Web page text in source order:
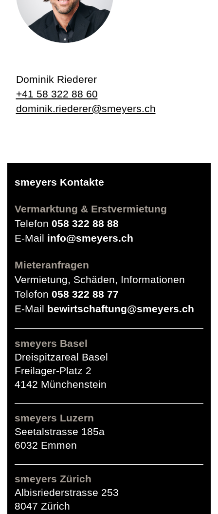
Dominik Riederer
+41 58 322 88 60
dominik.riederer@smeyers.ch
smeyers Kontakte
Vermarktung & Erstvermietung
Telefon 058 322 88 88
E-Mail info@smeyers.ch
Mieteranfragen
Vermietung, Schäden, Informationen
Telefon 058 322 88 77
E-Mail bewirtschaftung@smeyers.ch
smeyers Basel
Dreispitzareal Basel
Freilager-Platz 2
4142 Münchenstein
smeyers Luzern
Seetalstrasse 185a
6032 Emmen
smeyers Zürich
Albisriederstrasse 253
8047 Zürich